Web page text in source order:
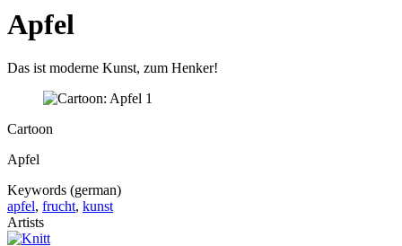
Apfel
Das ist moderne Kunst, zum Henker!
Cartoon
Apfel
Keywords (german)
apfel, frucht, kunst
Artists